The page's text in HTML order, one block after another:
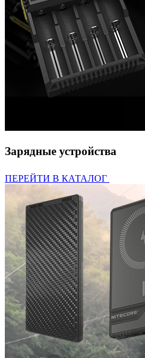
Зарядные устройства
ПЕРЕЙТИ В КАТАЛОГ